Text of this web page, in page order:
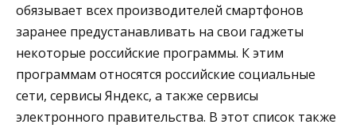
обязывает всех производителей смартфонов
заранее предустанавливать на свои гаджеты
некоторые российские программы. К этим
программам относятся российские социальные
сети, сервисы Яндекс, а также сервисы
электронного правительства. В этот список также